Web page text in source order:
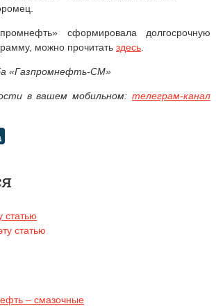
сформировала долгосрочную
можно прочитать здесь
«Газпромнефть-СМ»
в вашем мобильном: телеграм-канал
статью
статью
– смазочные